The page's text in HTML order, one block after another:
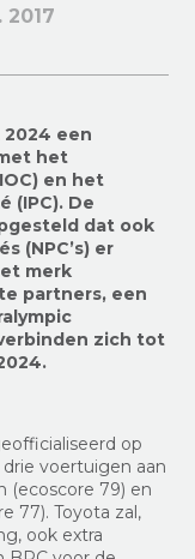
2017
een
het
en het
(IPC). De
dat ook
(NPC’s) er
merk
partners, een
zich tot
op
voertuigen aan
(ecoscore 79) en
77). Toyota zal,
ook extra